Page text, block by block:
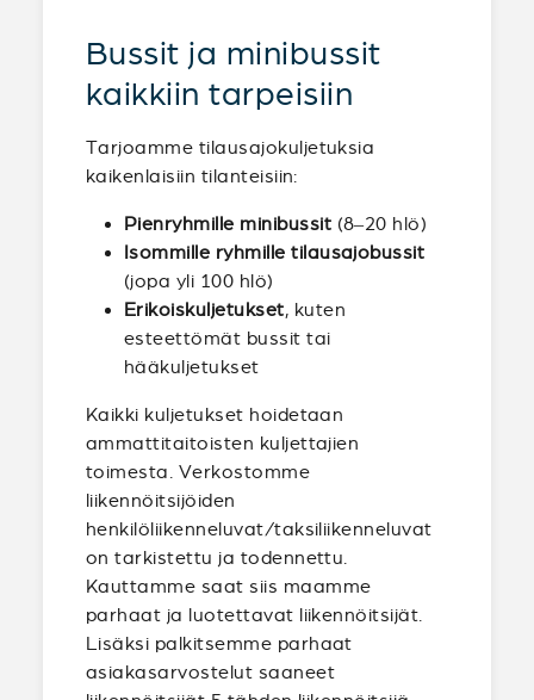
Bussit ja minibussit
kaikkiin tarpeisiin
Tarjoamme tilausajokuljetuksia
kaikenlaisiin tilanteisiin:
Pienryhmille minibussit (8–20 hlö)
Isommille ryhmille tilausajobussit
(jopa yli 100 hlö)
Erikoiskuljetukset, kuten
esteettömät bussit tai
hääkuljetukset
Kaikki kuljetukset hoidetaan
ammattitaitoisten kuljettajien
toimesta. Verkostomme
liikennöitsijöiden
henkilöliikenneluvat/taksiliikenneluvat
on tarkistettu ja todennettu.
Kauttamme saat siis maamme
parhaat ja luotettavat liikennöitsijät.
Lisäksi palkitsemme parhaat
asiakasarvostelut saaneet